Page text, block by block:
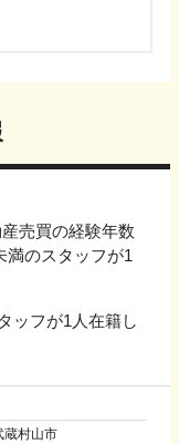
売買の経験年数
満のスタッフが1
ッフが1人在籍し
蔵村山市